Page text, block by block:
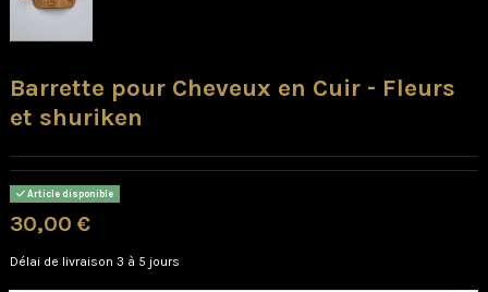
Barrette pour Cheveux en Cuir - Fleurs
et shuriken
Article disponible
30,00 €
Délai de livraison 3 à 5 jours